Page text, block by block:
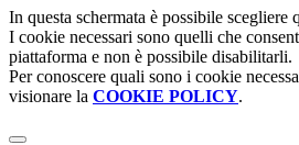
In questa schermata è possibile scegliere
I cookie necessari sono quelli che
piattaforma e non è possibile disabilitarli.
Per conoscere quali sono i cookie
visionare la COOKIE POLICY.